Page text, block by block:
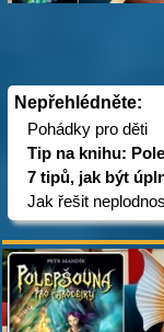
Nepřehlédněte:
Pohádky pro děti
Tip na knihu:
7 tipů, jak být
Jak řešit